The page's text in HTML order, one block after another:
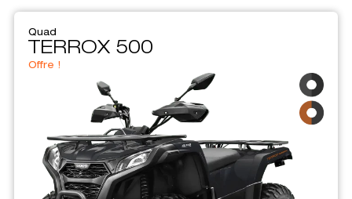
Quad
TERROX 500
Offre !